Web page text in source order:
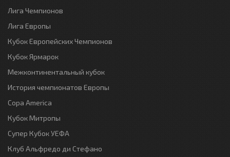
Лига Чемпионов
Лига Европы
Кубок Европейских Чемпионов
Кубок Ярмарок
Межконтинентальный кубок
История чемпионатов Европы
Copa America
Кубок Митропы
Супер Кубок УЕФА
Клуб Альфредо ди Стефано